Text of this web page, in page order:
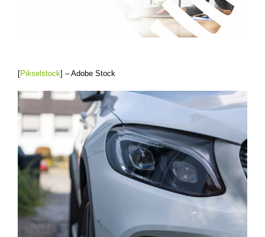
[Pikselstock] – Adobe Stock